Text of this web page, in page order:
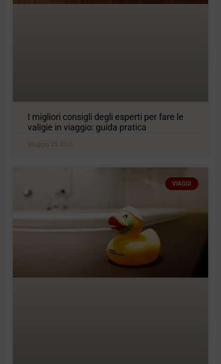
I migliori consigli degli esperti per fare le
valigie in viaggio: guida pratica
Maggio 25, 2026
VIAGGI